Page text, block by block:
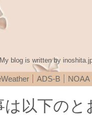
blog is written by
ADS-B NOAA
は以下の